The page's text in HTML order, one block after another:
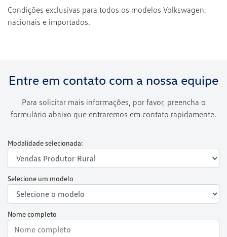
Condições exclusivas para todos os modelos Volkswagen,
nacionais e importados.
Entre em contato com a nossa equipe
Para solicitar mais informações, por favor, preencha o
formulário abaixo que entraremos em contato rapidamente.
Modalidade selecionada:
Selecione um modelo
Nome completo